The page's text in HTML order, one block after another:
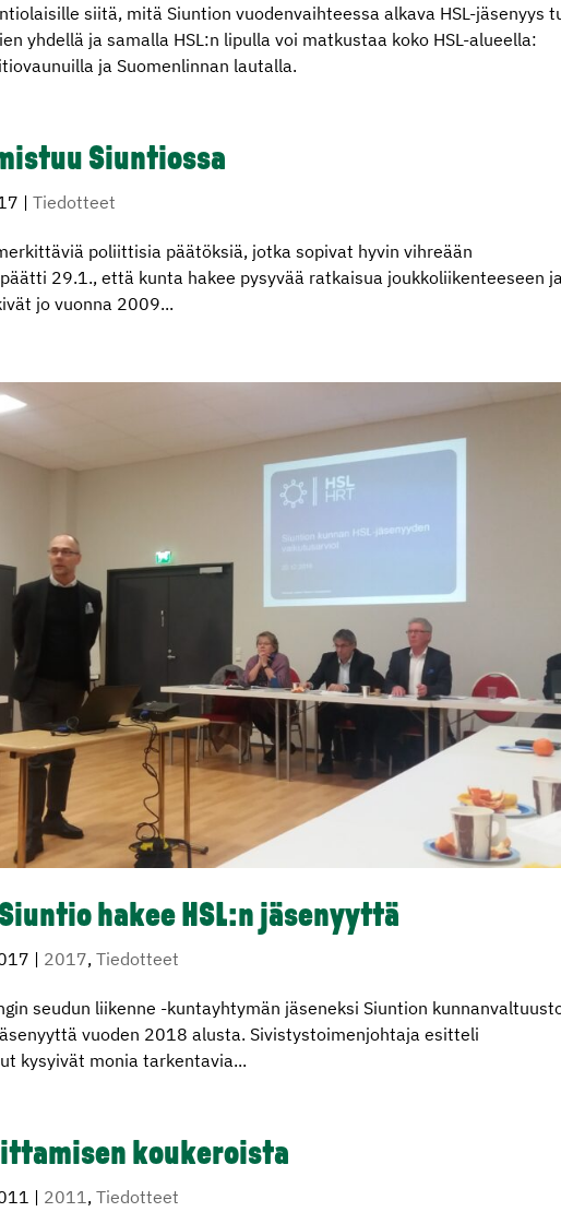
siitä, mitä Siuntion vuodenvaihteessa alkava HSL-jäsenyys
yhdellä ja samalla HSL:n lipulla voi matkustaa koko HSL-alueella:
ja Suomenlinnan lautalla.
Siuntiossa
|Tiedotteet
poliittisia päätöksiä, jotka sopivat hyvin vihreään
29.1., että kunta hakee pysyvää ratkaisua joukkoliikenteeseen
jo vuonna 2009...
hakee HSL:n jäsenyyttä
| 2017,Tiedotteet
seudun liikenne -kuntayhtymän jäseneksi Siuntion
vuoden 2018 alusta. Sivistystoimenjohtaja esitteli
kysyivät monia tarkentavia...
koukeroista
| 2011,Tiedotteet